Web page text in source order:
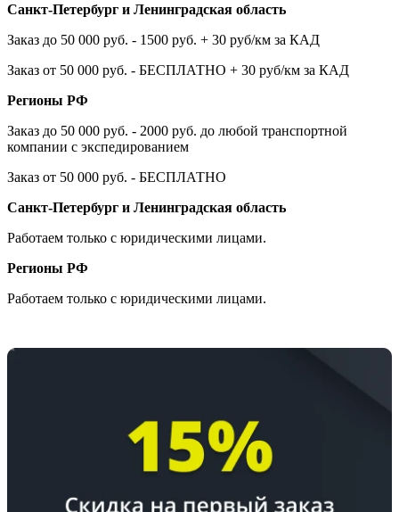
Санкт-Петербург и Ленинградская область
Заказ до 50 000 руб. - 1500 руб. + 30 руб/км за КАД
Заказ от 50 000 руб. - БЕСПЛАТНО + 30 руб/км за КАД
Регионы РФ
Заказ до 50 000 руб. - 2000 руб. до любой транспортной
компании с экспедированием
Заказ от 50 000 руб. - БЕСПЛАТНО
Санкт-Петербург и Ленинградская область
Работаем только с юридическими лицами.
Регионы РФ
Работаем только с юридическими лицами.